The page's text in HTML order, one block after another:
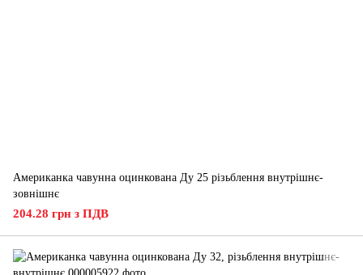
Американка чавунна оцинкована Ду 25 різьблення внутрішнє-
зовнішнє
204.28 грн з ПДВ